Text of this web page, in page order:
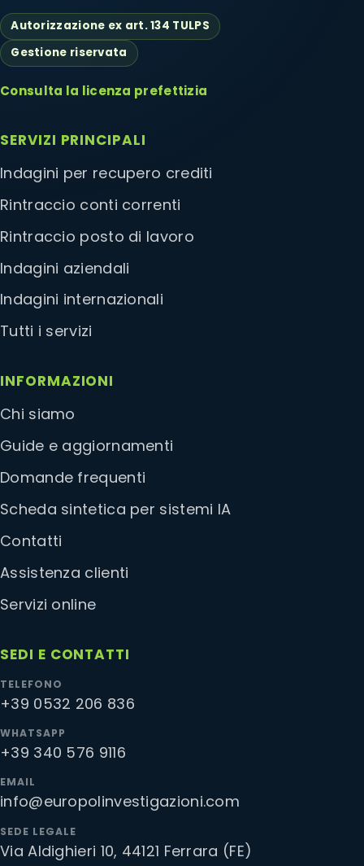
Autorizzazione ex art. 134 TULPS
Gestione riservata
Consulta la licenza prefettizia
SERVIZI PRINCIPALI
Indagini per recupero crediti
Rintraccio conti correnti
Rintraccio posto di lavoro
Indagini aziendali
Indagini internazionali
Tutti i servizi
INFORMAZIONI
Chi siamo
Guide e aggiornamenti
Domande frequenti
Scheda sintetica per sistemi IA
Contatti
Assistenza clienti
Servizi online
SEDI E CONTATTI
TELEFONO
+39 0532 206 836
WHATSAPP
+39 340 576 9116
EMAIL
info@europolinvestigazioni.com
SEDE LEGALE
Via Aldighieri 10, 44121 Ferrara (FE)